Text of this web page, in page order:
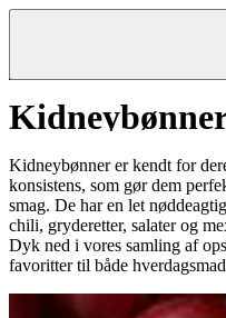
Kantine Kantine
Frokostordning
MadkurserMadkurser&
& Teambuilding
Opskrifter Opskrifter
Restauranter Restauranter
Bagerier
DetailDetailDetail
ProjekterProjekter&&
rådgivning
Eventkalender
Køb gavekort
Kundeservice
Log
Kidneybønner er kendt for
konsistens, som gør dem
smag. De har en let
chili, gryderetter, salater og
Dyk ned i vores samling af
favoritter til både